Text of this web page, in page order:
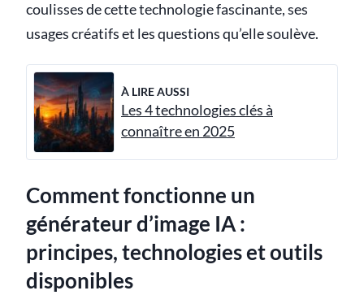
coulisses de cette technologie fascinante, ses
usages créatifs et les questions qu’elle soulève.
À LIRE AUSSI
Les 4 technologies clés à
connaître en 2025
Comment fonctionne un
générateur d’image IA :
principes, technologies et outils
disponibles